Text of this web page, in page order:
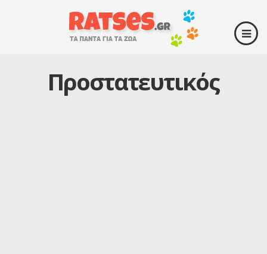
Προστατευτικός